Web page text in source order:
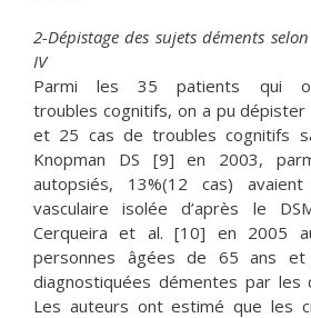
2-Dépistage des sujets déments
IV
Parmi les 35 patients qui
troubles cognitifs, on a pu dépister
et 25 cas de troubles cognitifs
Knopman DS [9] en 2003,
autopsiés, 13%(12 cas)
vasculaire isolée d’après le
Cerqueira et al. [10] en 2005
personnes âgées de 65 ans
diagnostiquées démentes par les
Les auteurs ont estimé que les